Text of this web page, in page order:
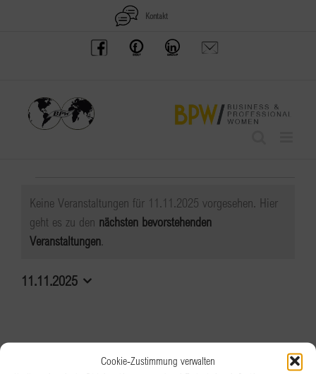
Cookie-Zustimmung verwalten
Kontakt
BPW
Austria
Offenes
Frauennetzwerk
BPW
Gruppe
Anfrage
schicken
Veranstaltungen
für
Hinweis
Keine Veranstaltungen für 11.11.2025 vorgesehen. Hier
geht es zu den nächsten bevorstehenden
Veranstaltungen.
11.11.2025